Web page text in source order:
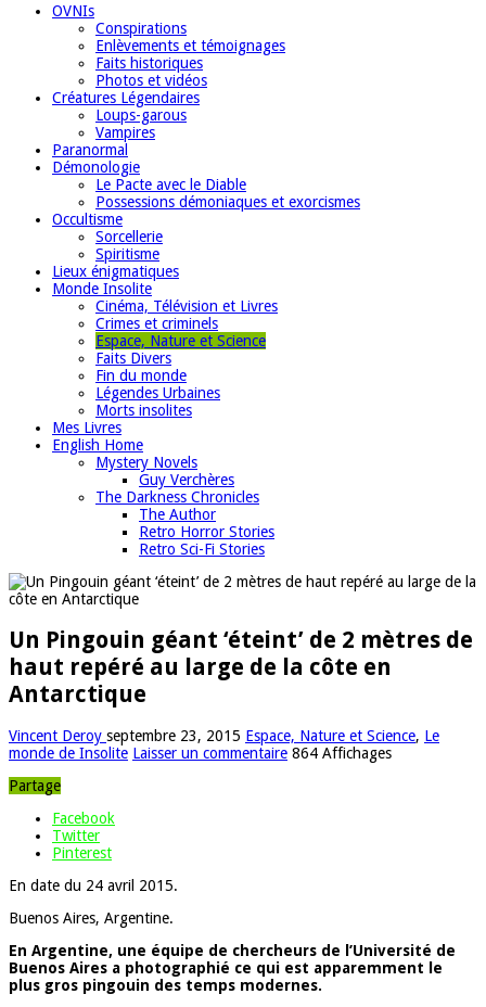
OVNIs
Conspirations
Enlèvements et témoignages
Faits historiques
Photos et vidéos
Créatures Légendaires
Loups-garous
Vampires
Paranormal
Démonologie
Le Pacte avec le Diable
Possessions démoniaques et exorcismes
Occultisme
Sorcellerie
Spiritisme
Lieux énigmatiques
Monde Insolite
Cinéma, Télévision et Livres
Crimes et criminels
Espace, Nature et Science
Faits Divers
Fin du monde
Légendes Urbaines
Morts insolites
Mes Livres
English Home
Mystery Novels
Guy Verchères
The Darkness Chronicles
The Author
Retro Horror Stories
Retro Sci-Fi Stories
Un Pingouin géant ‘éteint’ de 2 mètres de
haut repéré au large de la côte en
Antarctique
Vincent Deroy septembre 23, 2015 Espace, Nature et Science, Le
monde de Insolite Laisser un commentaire 864 Affichages
Partage
Facebook
Twitter
Pinterest
En date du 24 avril 2015.
Buenos Aires, Argentine.
En Argentine, une équipe de chercheurs de l’Université de
Buenos Aires a photographié ce qui est apparemment le
plus gros pingouin des temps modernes.